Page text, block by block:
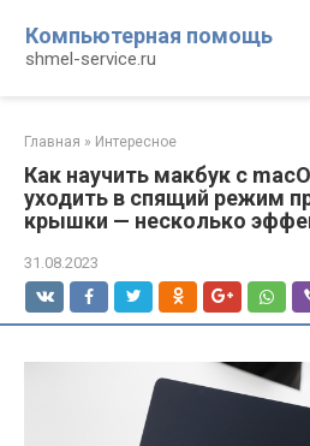
контенту
Компьютерная помощь
shmel-service.ru
Главная » Интересное
Как научить макбук с
уходить в спящий режим
крышки — несколько
31.08.2023